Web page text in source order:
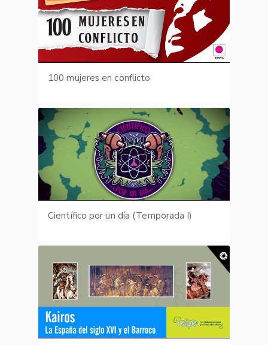
100 mujeres en conflicto
Científico por un día (Temporada I)